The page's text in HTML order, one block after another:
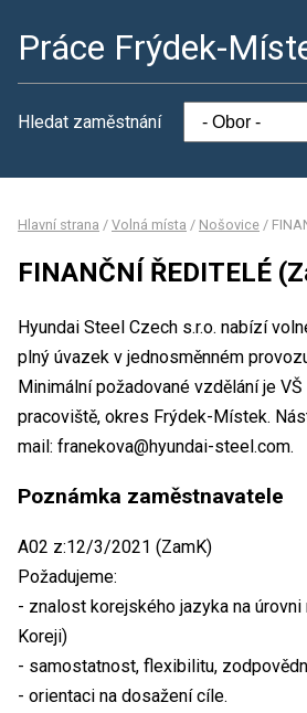
Práce Frýdek-
Hledat zaměstnání
Hlavní strana / Volná místa / Nošovice /
FINANČNÍ ŘEDITELÉ
Hyundai Steel Czech s.r.o. nabízí
plný úvazek v jednosměnném
Minimální požadované vzdělání je
pracoviště, okres Frýdek-Místek.
mail: franekova@hyundai-steel.com.
Poznámka zaměstnavatele
A02 z:12/3/2021 (ZamK)
Požadujeme:
- znalost korejského jazyka na
Koreji)
- samostatnost, flexibilitu,
- orientaci na dosažení cíle.